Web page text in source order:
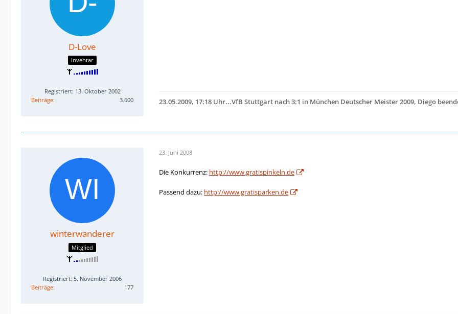
D-Love
Inventar
Registriert: 13. Oktober 2002
Beiträge
3.600 23.05.2009, 17:18 Uhr...VfB Stuttgart nach 3:1 in München Deutscher Meister 2009, Diego
winterwanderer
Mitglied
Registriert: 5. November 2006
Beiträge
177
23. Juni 2008
Die Konkurrenz: http://www.gratispinkeln.de
Passend dazu: http://www.gratisparken.de